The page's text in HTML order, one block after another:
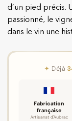
d’un pied précis.
passionné, le
dans le vin une
✦ Déjà
Fabrication
française
Artisanat d'Aubrac